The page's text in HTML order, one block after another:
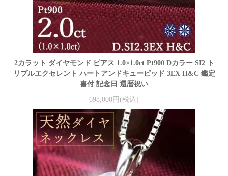
2カラット ダイヤモンド ピアス 1.0×1.0ct Pt900 Dカラー SI2 ト
リプルエクセレント ハートアンドキューピッド 3EX H&C 鑑定
書付 記念日 還暦祝い
698,000円(税込)